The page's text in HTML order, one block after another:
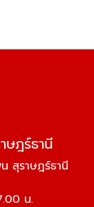
ษฎร์ธานี
สุราษฎร์ธานี
น.